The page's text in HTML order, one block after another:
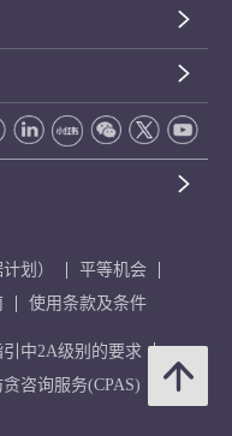
划）
平等机会
使用条款及条件
中2A级别的要求
贪咨询服务(CPAS)